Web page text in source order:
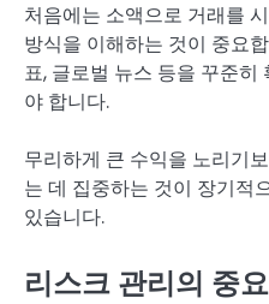
처음에는 소액으로 거래를
방식을 이해하는 것이 중요
표, 글로벌 뉴스 등을 꾸준히
야 합니다.
무리하게 큰 수익을 노리기
는 데 집중하는 것이 장기적
있습니다.
리스크 관리의 중